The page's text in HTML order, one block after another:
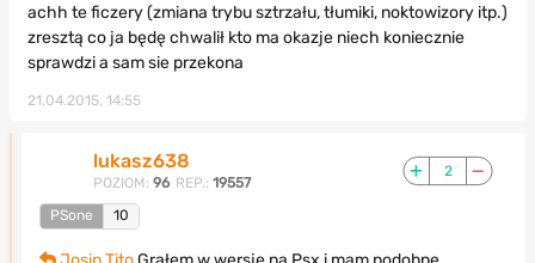
achh te ficzery (zmiana trybu sztrzału, tłumiki, noktowizory itp.)
zresztą co ja będę chwalił kto ma okazje niech koniecznie
sprawdzi a sam sie przekona
21.04.2015, 14:55
lukasz638
POZIOM: 96 REP.: 19557
2
PSone 10